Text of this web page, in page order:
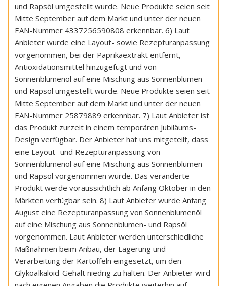
und Rapsöl umgestellt wurde. Neue Produkte seien seit
Mitte September auf dem Markt und unter der neuen
EAN-Nummer 4337256590808 erkennbar. 6) Laut
Anbieter wurde eine Layout- sowie Rezepturanpassung
vorgenommen, bei der Paprikaextrakt entfernt,
Antioxidationsmittel hinzugefügt und von
Sonnenblumenöl auf eine Mischung aus Sonnenblumen-
und Rapsöl umgestellt wurde. Neue Produkte seien seit
Mitte September auf dem Markt und unter der neuen
EAN-Nummer 25879889 erkennbar. 7) Laut Anbieter ist
das Produkt zurzeit in einem temporären Jubiläums-
Design verfügbar. Der Anbieter hat uns mitgeteilt, dass
eine Layout- und Rezepturanpassung von
Sonnenblumenöl auf eine Mischung aus Sonnenblumen-
und Rapsöl vorgenommen wurde. Das veränderte
Produkt werde voraussichtlich ab Anfang Oktober in den
Märkten verfügbar sein. 8) Laut Anbieter wurde Anfang
August eine Rezepturanpassung von Sonnenblumenöl
auf eine Mischung aus Sonnenblumen- und Rapsöl
vorgenommen. Laut Anbieter werden unterschiedliche
Maßnahmen beim Anbau, der Lagerung und
Verarbeitung der Kartoffeln eingesetzt, um den
Glykoalkaloid-Gehalt niedrig zu halten. Der Anbieter wird